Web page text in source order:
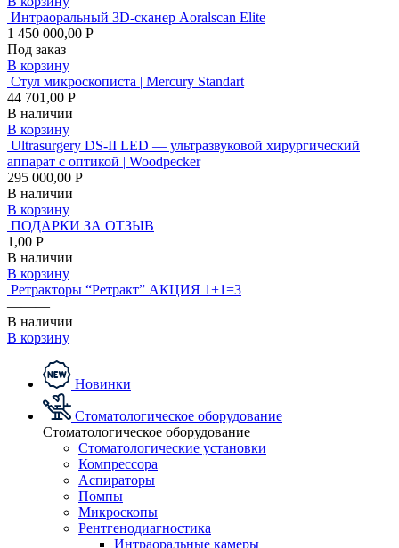
Интраоральный 3D-сканер Aoralscan Elite
1 450 000,00 Р
Под заказ
В корзину
Стул микроскописта | Mercury Standart
44 701,00 Р
В наличии
В корзину
Ultrasurgery DS-II LED — ультразвуковой хирургический
аппарат с оптикой | Woodpecker
295 000,00 Р
В наличии
В корзину
ПОДАРКИ ЗА ОТЗЫВ
1,00 Р
В наличии
В корзину
Ретракторы “Ретракт” АКЦИЯ 1+1=3
———
В наличии
В корзину
Новинки
Стоматологическое оборудование
Стоматологическое оборудование
Стоматологические установки
Компрессора
Аспираторы
Помпы
Микроскопы
Рентгенодиагностика
Интраоральные камеры